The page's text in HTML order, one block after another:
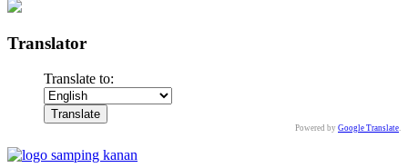
Translator
Translate to:
Powered by Google Translate